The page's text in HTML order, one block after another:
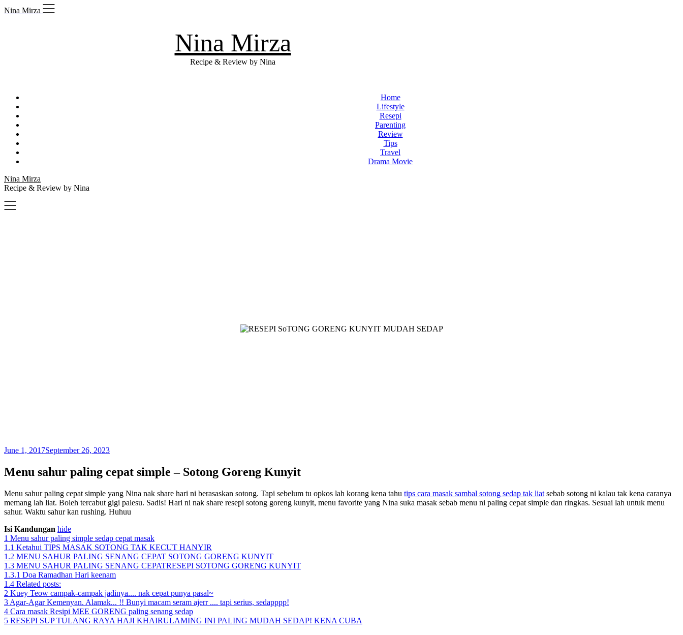
Skip
to
Nina Mirza
Nina Mirza
Recipe & Review by Nina
Home
Lifestyle
Resepi
Parenting
Review
Tips
Travel
Drama Movie
Nina Mirza
Recipe & Review by Nina
June 1, 2017September 26, 2023
Menu sahur paling cepat simple – Sotong Goreng Kunyit
Menu sahur paling cepat simple yang Nina nak share hari ni berasaskan sotong. Tapi sebelum tu opkos lah korang kena tahu tips cara masak sambal sotong sedap tak liat sebab sotong ni kalau tak kena caranya
memang lah liat. Boleh tercabut gigi palesu. Sadis! Hari ni nak share resepi sotong goreng kunyit, menu favorite yang Nina suka masak sebab menu ni paling cepat simple dan ringkas. Sesuai lah untuk menu
sahur. Waktu sahur kan rushing. Huhuu
Isi Kandungan hide
1 Menu sahur paling simple sedap cepat masak
1.1 Ketahui TIPS MASAK SOTONG TAK KECUT HANYIR
1.2 MENU SAHUR PALING SENANG CEPAT SOTONG GORENG KUNYIT
1.3 MENU SAHUR PALING SENANG CEPATRESEPI SOTONG GORENG KUNYIT
1.3.1 Doa Ramadhan Hari keenam
1.4 Related posts:
2 Kuey Teow campak-campak jadinya.... nak cepat punya pasal~
3 Agar-Agar Kemenyan. Alamak... !! Bunyi macam seram ajerr .... tapi serius, sedapppp!
4 Cara masak Resipi MEE GORENG paling senang sedap
5 RESEPI SUP TULANG RAYA HAJI KHAIRULAMING INI PALING MUDAH SEDAP! KENA CUBA